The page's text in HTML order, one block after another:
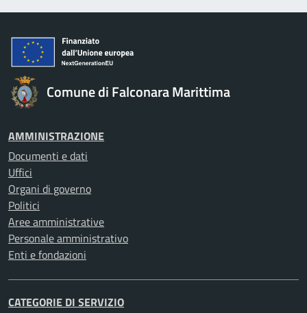
Comune di Falconara Marittima
AMMINISTRAZIONE
Documenti e dati
Uffici
Organi di governo
Politici
Aree amministrative
Personale amministrativo
Enti e fondazioni
CATEGORIE DI SERVIZIO